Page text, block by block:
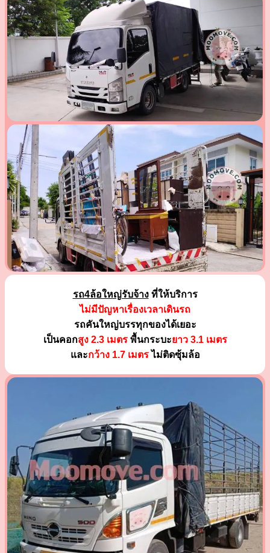
รถ4ล้อใหญ่รับจ้างที่ให้บริการ
ไม่มีปัญหาเรื่องเวลาเดินรถ
รถคันใหญ่บรรทุกของได้เยอะ
เป็นคอกสูง 2.3 เมตรพื้นกระบะยาว 3.1 เมตร
และกว้าง 1.7 เมตรไม่ติดซุ้มล้อ